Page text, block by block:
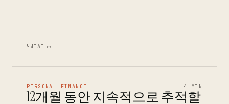
ЧИТАТЬ→
PERSONAL FINANCE 4 MIN
12개월 동안 지속적으로 추적할